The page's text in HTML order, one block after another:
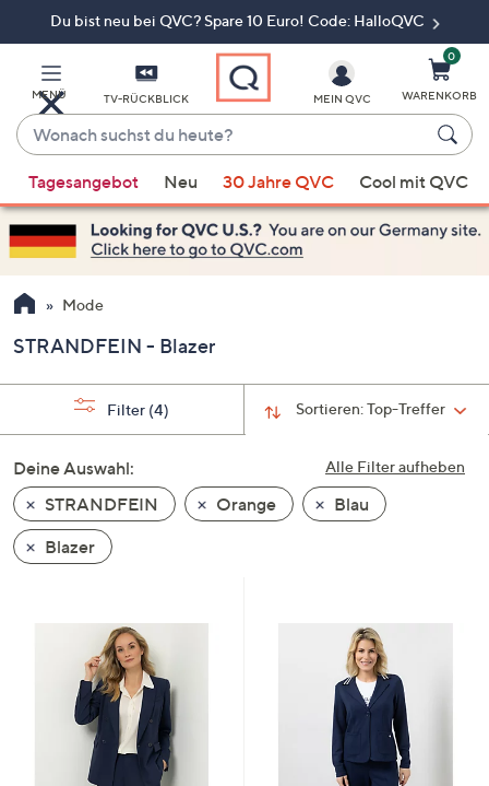
Du bist neu bei QVC? Spare 10 Euro! Code: HalloQVC
MENÜ TV-RÜCKBLICK
Wonach
suchst
du
heute?
Vorschläge
verfügbar
sind,
verwenden
Sie
Pfeiltasten
nach
und
nach
unten
oder
wischen
Sie
MEIN QVC
0
WARENKORB
Tagesangebot Neu 30 Jahre QVC Cool mit QVC
Mode
STRANDFEIN - Blazer
Sortieren:Top-Treffer
Filter (4)
Alle Filter aufheben
Deine Auswahl:
STRANDFEIN
Orange
Blau
Blazer